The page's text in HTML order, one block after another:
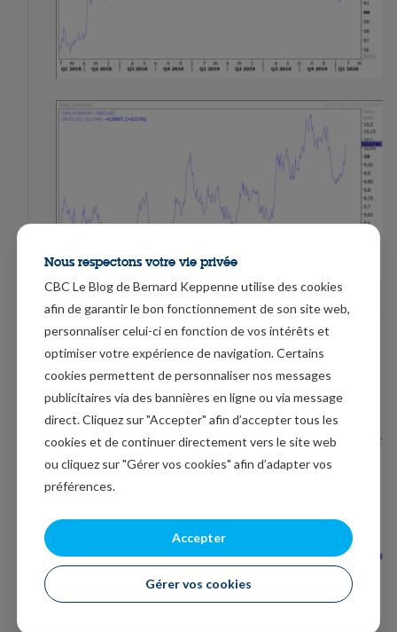
Les gagnants, si on peut le dire ainsi, ont été les valeurs
refuges, à savoir les obligations d’Etat et certaines
devises. Dans les devises, il faut pointer le yen et le
franc suisse, ce dernier se renforçant très nettement
comme le montre le graphique par rapport à l’euro.
Nous respectons votre vie privée
CBC Le Blog de Bernard Keppenne utilise des cookies
afin de garantir le bon fonctionnement de son site web,
personnaliser celui-ci en fonction de vos intérêts et
optimiser votre expérience de navigation. Certains
cookies permettent de personnaliser nos messages
publicitaires via des bannières en ligne ou via message
direct. Cliquez sur "Accepter" afin d’accepter tous les
cookies et de continuer directement vers le site web
ou cliquez sur "Gérer vos cookies" afin d’adapter vos
préférences.
Accepter
Gérer vos cookies